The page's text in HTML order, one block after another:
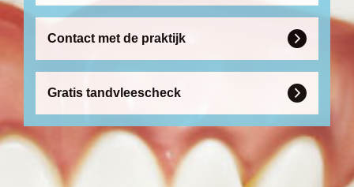
Contact met de praktijk 
Gratis tandvleescheck 